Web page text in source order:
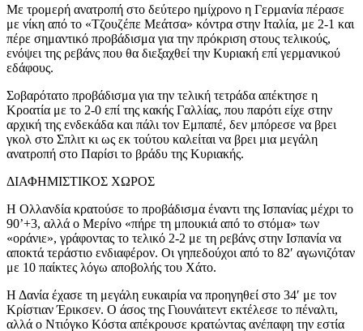
Με τρομερή ανατροπή στο δεύτερο ημίχρονο η Γερμανία πέρασε
με νίκη από το «Τζουζέπε Μεάτσα» κόντρα στην Ιταλία, με 2-1 και
πέρε σημαντικό προβάδισμα για την πρόκριση στους τελικούς,
ενόψει της ρεβάνς που θα διεξαχθεί την Κυριακή επί γερμανικού
εδάφους.
Σοβαρότατο προβάδισμα για την τελική τετράδα απέκτησε η
Κροατία με το 2-0 επί της κακής Γαλλίας, που παρότι είχε στην
αρχική της ενδεκάδα και πάλι τον Εμπαπέ, δεν μπόρεσε να βρει
γκολ στο Σπλιτ κι ως εκ τούτου καλείται να βρει μια μεγάλη
ανατροπή στο Παρίσι το βράδυ της Κυριακής.
ΔΙΑΦΗΜΙΣΤΙΚΟΣ ΧΩΡΟΣ
Η Ολλανδία κρατούσε το προβάδισμα έναντι της Ισπανίας μέχρι το
90’+3, αλλά ο Μερίνο «πήρε τη μπουκιά από το στόμα» των
«οράνιε», γράφοντας το τελικό 2-2 με τη ρεβάνς στην Ισπανία να
αποκτά τεράστιο ενδιαφέρον. Οι γηπεδούχοι από το 82′ αγωνιζόταν
με 10 παίκτες λόγω αποβολής του Χάτο.
Η Δανία έχασε τη μεγάλη ευκαιρία να προηγηθεί στο 34′ με τον
Κρίστιαν Έρικσεν. Ο άσος της Γιουνάιτεντ εκτέλεσε το πέναλτι,
αλλά ο Ντιόγκο Κόστα απέκρουσε κρατώντας ανέπαφη την εστία